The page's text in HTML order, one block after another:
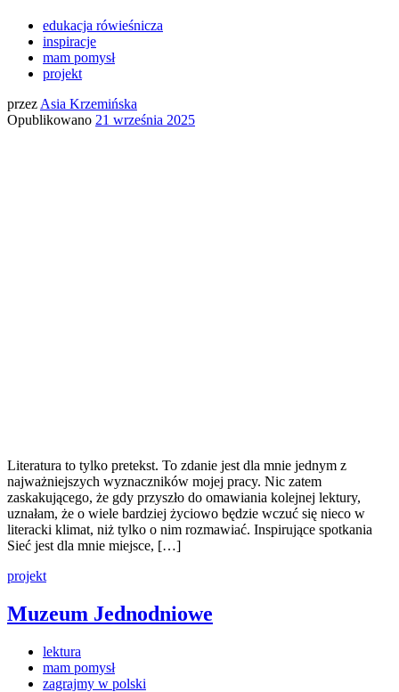
edukacja rówieśnicza
inspiracje
mam pomysł
projekt
przez Asia Krzemińska
Opublikowano 21 września 2025
Literatura to tylko pretekst. To zdanie jest dla mnie jednym z
najważniejszych wyznaczników mojej pracy. Nic zatem
zaskakującego, że gdy przyszło do omawiania kolejnej lektury,
uznałam, że o wiele bardziej życiowo będzie wczuć się nieco w
literacki klimat, niż tylko o nim rozmawiać. Inspirujące spotkania
Sieć jest dla mnie miejsce, […]
projekt
Muzeum Jednodniowe
lektura
mam pomysł
zagrajmy w polski